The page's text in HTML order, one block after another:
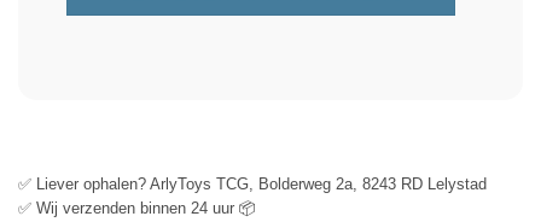
✅ Liever ophalen? ArlyToys TCG, Bolderweg 2a, 8243 RD Lelystad
✅ Wij verzenden binnen 24 uur 📦